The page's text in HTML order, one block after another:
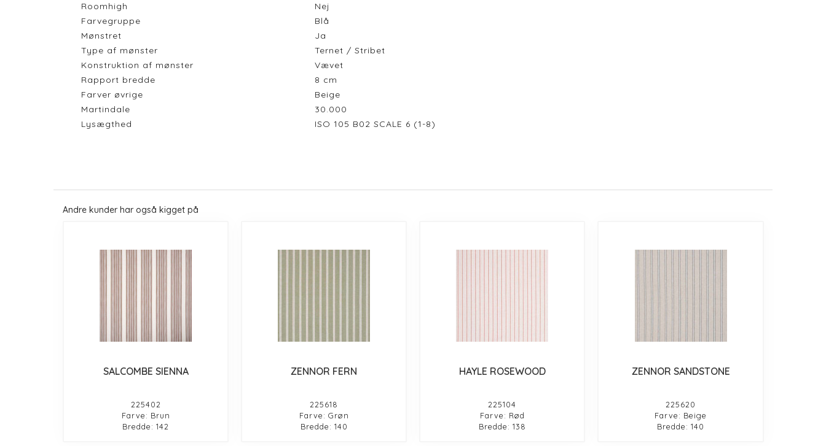
Roomhigh
Nej
Farvegruppe
Blå
Mønstret
Ja
Type af mønster
Ternet / Stribet
Konstruktion af mønster
Vævet
Rapport bredde
8 cm
Farver øvrige
Beige
Martindale
30.000
Lysægthed
ISO 105 B02 SCALE 6 (1-8)
Andre kunder har også kigget på
SALCOMBE SIENNA
225402
Farve: Brun
Bredde: 142
ZENNOR FERN
225618
Farve: Grøn
Bredde: 140
HAYLE ROSEWOOD
225104
Farve: Rød
Bredde: 138
ZENNOR SANDSTONE
225620
Farve: Beige
Bredde: 140